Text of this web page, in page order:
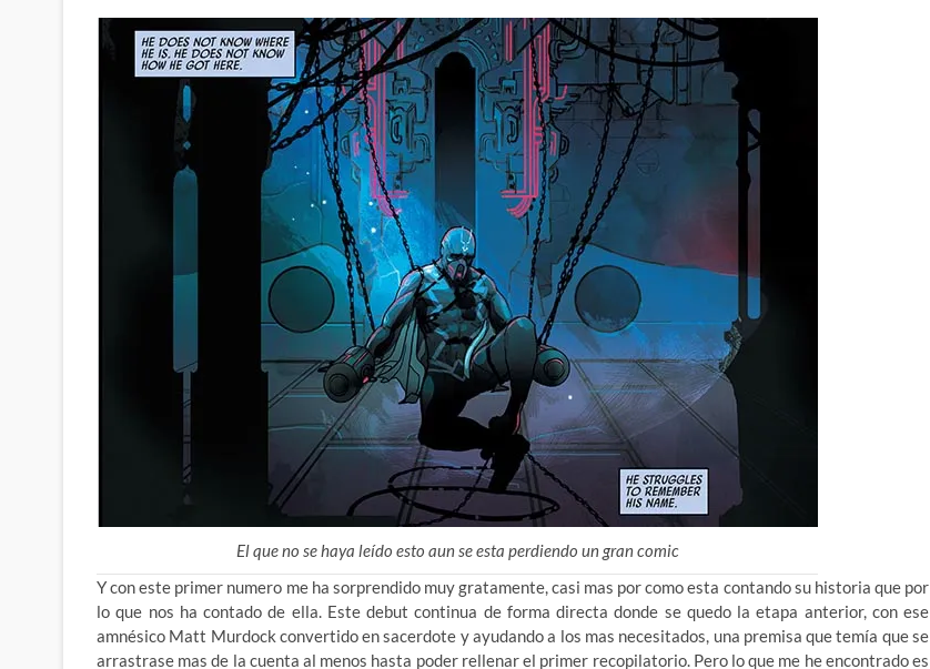
El que no se haya leído esto aun se esta perdiendo un gran comic
Y con este primer numero me ha sorprendido muy gratamente, casi mas por como esta contando su historia que por
lo que nos ha contado de ella. Este debut continua de forma directa donde se quedo la etapa anterior, con ese
amnésico Matt Murdock convertido en sacerdote y ayudando a los mas necesitados, una premisa que temía que se
arrastrase mas de la cuenta al menos hasta poder rellenar el primer recopilatorio. Pero lo que me he encontrado es